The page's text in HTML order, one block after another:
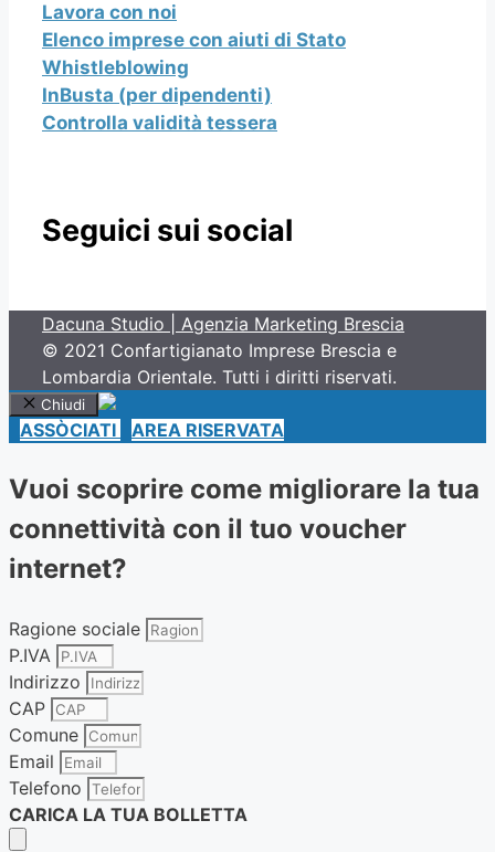
Lavora con noi
Elenco imprese con aiuti di Stato
Whistleblowing
InBusta (per dipendenti)
Controlla validità tessera
Seguici sui social
Dacuna Studio | Agenzia Marketing Brescia
© 2021 Confartigianato Imprese Brescia e
Lombardia Orientale. Tutti i diritti riservati.
Chiudi
ASSÒCIATI AREA RISERVATA
Vuoi scoprire come migliorare la tua
connettività con il tuo voucher
internet?
Ragione sociale
P.IVA
Indirizzo
CAP
Comune
Email
Telefono
CARICA LA TUA BOLLETTA